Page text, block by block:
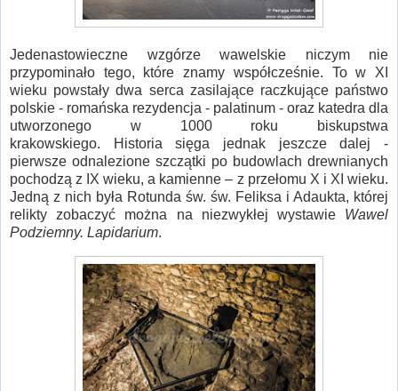
Jedenastowieczne wzgórze wawelskie niczym nie
przypominało tego, które znamy współcześnie. To w XI
wieku powstały dwa serca zasilające raczkujące państwo
polskie - romańska rezydencja - palatinum - oraz katedra dla
utworzonego w 1000 roku biskupstwa
krakowskiego. Historia sięga jednak jeszcze dalej -
pierwsze odnalezione szczątki po budowlach drewnianych
pochodzą z IX wieku, a kamienne – z przełomu X i XI wieku.
Jedną z nich była Rotunda św. św. Feliksa i Adaukta, której
relikty zobaczyć można na niezwykłej wystawie Wawel
Podziemny. Lapidarium.